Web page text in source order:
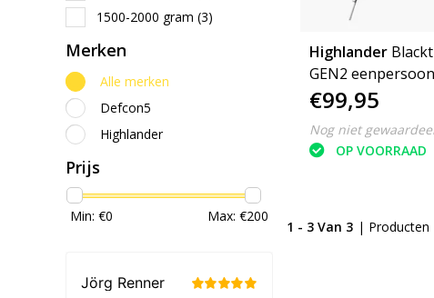
1500-2000 gram (3)
Merken
Alle merken
Defcon5
Highlander
Prijs
Min: €0 Max: €200
Highlander
GEN2 eenpersoons tent
- trekkingtent - 1
persoons tent
€99,95
Nog niet
OP VOORRAAD
1 - 3 Van 3 | Producten